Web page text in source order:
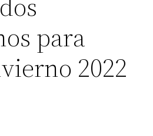
para
2022